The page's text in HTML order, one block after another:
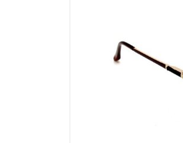
Известные бренды (212)
Футляры и мешки (1412)
Красота и здоровье (353)